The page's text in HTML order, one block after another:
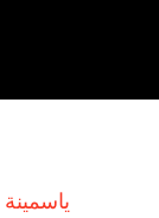
ياسمينة